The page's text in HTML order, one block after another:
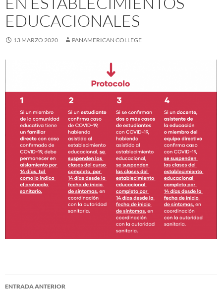
EDUCACIONALES
13 MARZO 2020 PANAMERICAN COLLEGE
Navegación
ENTRADA ANTERIOR